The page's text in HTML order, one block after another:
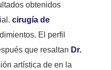
obtenidos
cirugía de
El perfil
que resaltan Dr.
artística de en la